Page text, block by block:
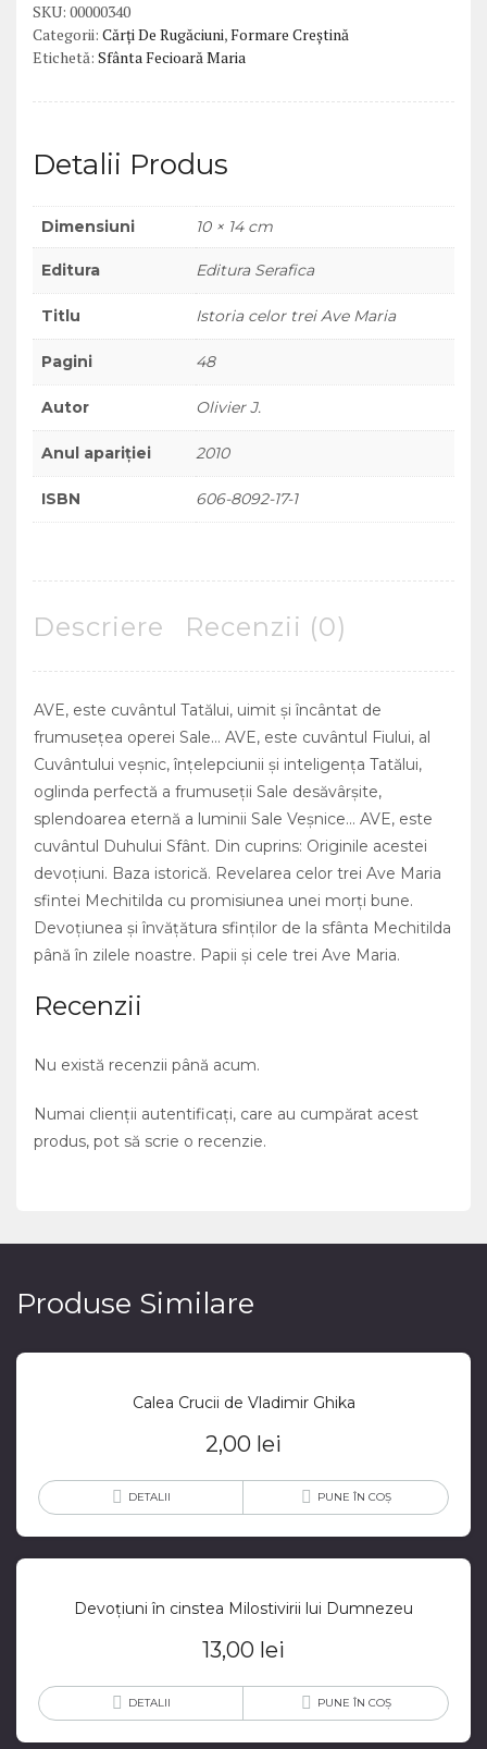
SKU: 00000340
Categorii: Cărți De Rugăciuni,Formare Creștină
Etichetă: Sfânta Fecioară Maria
Detalii Produs
Dimensiuni 10 × 14 cm
Editura Editura Serafica
Titlu Istoria celor trei Ave Maria
Pagini 48
Autor Olivier J.
Anul apariției 2010
ISBN 606-8092-17-1
Descriere Recenzii (0)
AVE, este cuvântul Tatălui, uimit şi încântat de
frumuseţea operei Sale… AVE, este cuvântul Fiului, al
Cuvântului veşnic, înţelepciunii şi inteligenţa Tatălui,
oglinda perfectă a frumuseţii Sale desăvârşite,
splendoarea eternă a luminii Sale Veşnice… AVE, este
cuvântul Duhului Sfânt. Din cuprins: Originile acestei
devoţiuni. Baza istorică. Revelarea celor trei Ave Maria
sfintei Mechitilda cu promisiunea unei morţi bune.
Devoţiunea şi învăţătura sfinţilor de la sfânta Mechitilda
până în zilele noastre. Papii şi cele trei Ave Maria.
Recenzii
Nu există recenzii până acum.
Numai clienții autentificați, care au cumpărat acest
produs, pot să scrie o recenzie.
Produse Similare
Calea Crucii de Vladimir Ghika
2,00 lei
DETALII PUNE ÎN COȘ
Devoțiuni în cinstea Milostivirii lui Dumnezeu
13,00 lei
DETALII PUNE ÎN COȘ